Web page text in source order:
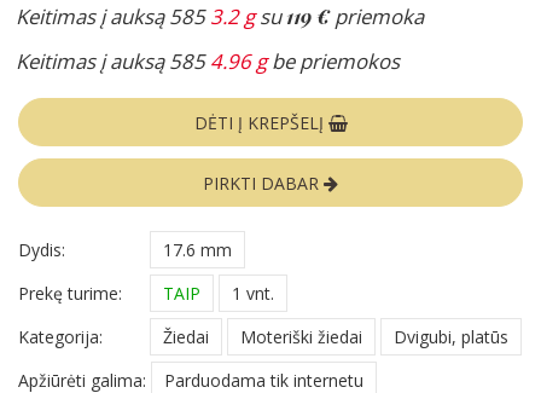
Keitimas į auksą 5853.2 gsu119 €priemoka
Keitimas į auksą 5854.96 gbe priemokos
DĖTI Į KREPŠELĮ
PIRKTI DABAR
Dydis:
17.6 mm
Prekę turime:
TAIP
1 vnt.
Kategorija:
Žiedai Moteriški žiedai
Dvigubi, platūs
Apžiūrėti galima:
Parduodama tik internetu